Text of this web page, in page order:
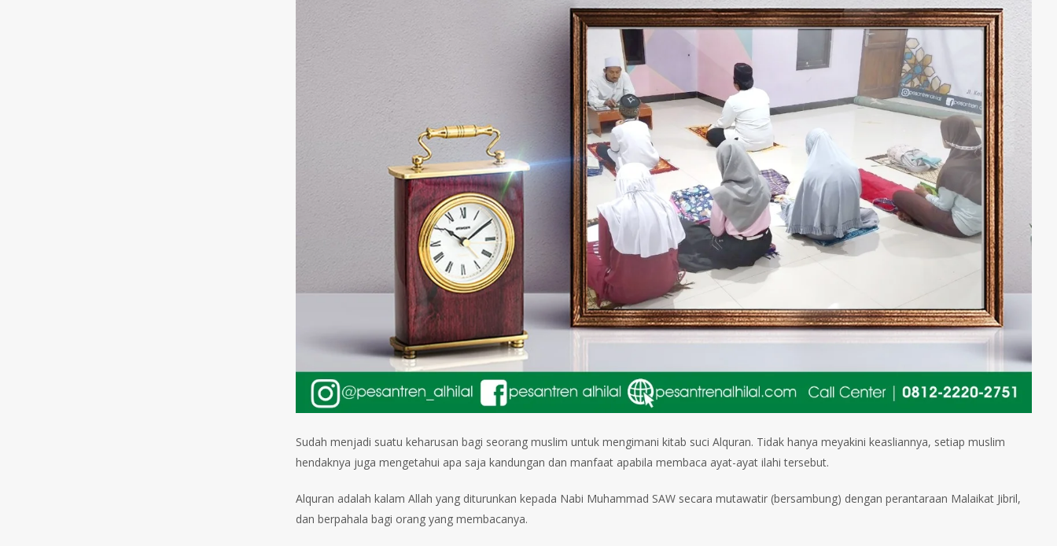
Sudah menjadi suatu keharusan bagi seorang muslim untuk mengimani kitab suci Alquran. Tidak hanya meyakini keasliannya, setiap muslim
hendaknya juga mengetahui apa saja kandungan dan manfaat apabila membaca ayat-ayat ilahi tersebut.⁣⁣⁣⁣⁣⁣
Alquran adalah kalam Allah yang diturunkan kepada Nabi Muhammad SAW secara mutawatir (bersambung) dengan perantaraan Malaikat Jibril,
dan berpahala bagi orang yang membacanya.⁣⁣⁣⁣⁣⁣